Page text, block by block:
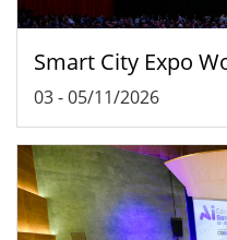
Smart City Expo
03-05/11/2026